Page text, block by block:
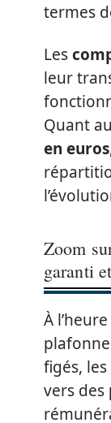
termes
Les
leur
Quant
en euros
Zoom
garanti
À
figés,
vers des